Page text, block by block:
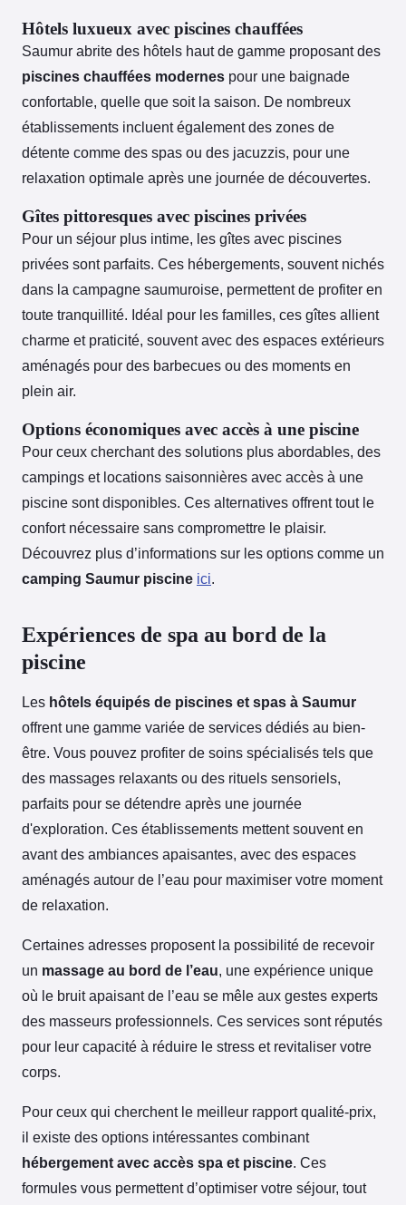
Hôtels luxueux avec piscines chauffées
Saumur abrite des hôtels haut de gamme proposant des
piscines chauffées modernes pour une baignade
confortable, quelle que soit la saison. De nombreux
établissements incluent également des zones de
détente comme des spas ou des jacuzzis, pour une
relaxation optimale après une journée de découvertes.
Gîtes pittoresques avec piscines privées
Pour un séjour plus intime, les gîtes avec piscines
privées sont parfaits. Ces hébergements, souvent nichés
dans la campagne saumuroise, permettent de profiter en
toute tranquillité. Idéal pour les familles, ces gîtes allient
charme et praticité, souvent avec des espaces extérieurs
aménagés pour des barbecues ou des moments en
plein air.
Options économiques avec accès à une piscine
Pour ceux cherchant des solutions plus abordables, des
campings et locations saisonnières avec accès à une
piscine sont disponibles. Ces alternatives offrent tout le
confort nécessaire sans compromettre le plaisir.
Découvrez plus d’informations sur les options comme un
camping Saumur piscine ici.
Expériences de spa au bord de la
piscine
Les hôtels équipés de piscines et spas à Saumur
offrent une gamme variée de services dédiés au bien-
être. Vous pouvez profiter de soins spécialisés tels que
des massages relaxants ou des rituels sensoriels,
parfaits pour se détendre après une journée
d'exploration. Ces établissements mettent souvent en
avant des ambiances apaisantes, avec des espaces
aménagés autour de l’eau pour maximiser votre moment
de relaxation.
Certaines adresses proposent la possibilité de recevoir
un massage au bord de l’eau, une expérience unique
où le bruit apaisant de l’eau se mêle aux gestes experts
des masseurs professionnels. Ces services sont réputés
pour leur capacité à réduire le stress et revitaliser votre
corps.
Pour ceux qui cherchent le meilleur rapport qualité-prix,
il existe des options intéressantes combinant
hébergement avec accès spa et piscine. Ces
formules vous permettent d’optimiser votre séjour, tout